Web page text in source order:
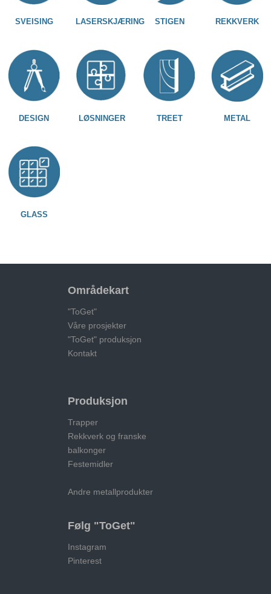
SVEISING LASERSKJÆRING STIGEN REKKVERK
DESIGN LØSNINGER TREET METAL
GLASS
Områdekart
"ToGet"
Våre prosjekter
"ToGet" produksjon
Kontakt
Produksjon
Trapper
Rekkverk og franske
balkonger
Festemidler
Andre metallprodukter
Følg "ToGet"
Instagram
Pinterest